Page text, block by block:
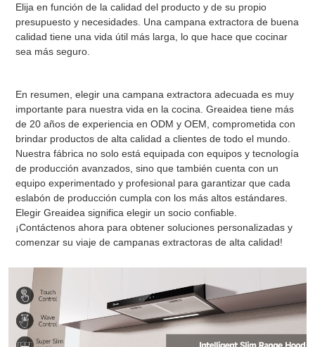
Elija en función de la calidad del producto y de su propio
presupuesto y necesidades. Una campana extractora de buena
calidad tiene una vida útil más larga, lo que hace que cocinar
sea más seguro.
En resumen, elegir una campana extractora adecuada es muy
importante para nuestra vida en la cocina. Greaidea tiene más
de 20 años de experiencia en ODM y OEM, comprometida con
brindar productos de alta calidad a clientes de todo el mundo.
Nuestra fábrica no solo está equipada con equipos y tecnología
de producción avanzados, sino que también cuenta con un
equipo experimentado y profesional para garantizar que cada
eslabón de producción cumpla con los más altos estándares.
Elegir Greaidea significa elegir un socio confiable.
¡Contáctenos ahora para obtener soluciones personalizadas y
comenzar su viaje de campanas extractoras de alta calidad!